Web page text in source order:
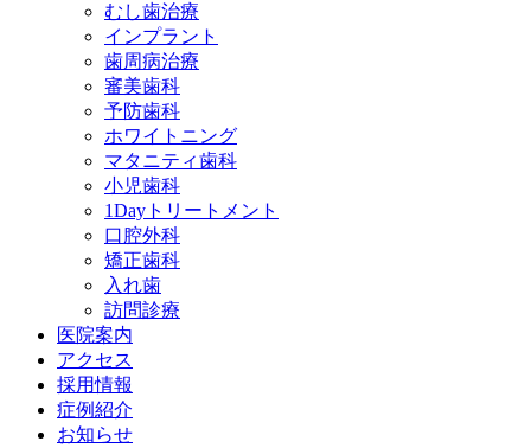
むし歯治療
インプラント
歯周病治療
審美歯科
予防歯科
ホワイトニング
マタニティ歯科
小児歯科
1Dayトリートメント
口腔外科
矯正歯科
入れ歯
訪問診療
医院案内
アクセス
採用情報
症例紹介
お知らせ